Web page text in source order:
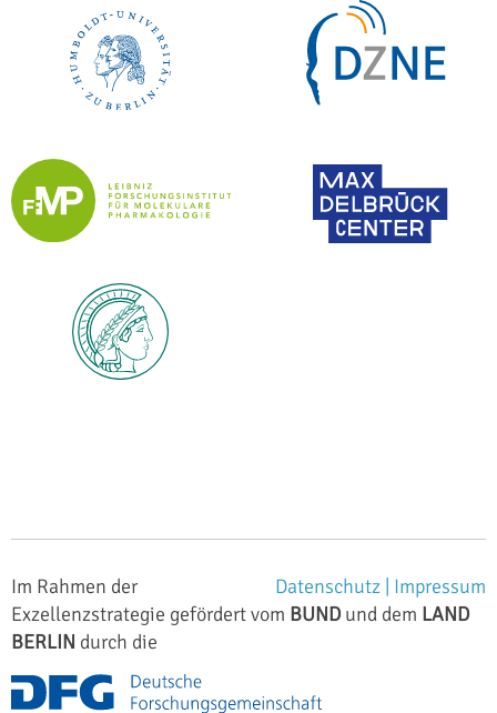
Impressum
Datenschutz |
Im Rahmen der
Exzellenzstrategie gefördert vom BUNDund dem LAND
BERLIN durch die